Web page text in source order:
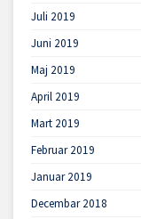
Juli 2019
Juni 2019
Maj 2019
April 2019
Mart 2019
Februar 2019
Januar 2019
Decembar 2018